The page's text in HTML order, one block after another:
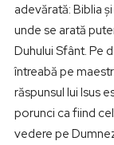
adevărată: Biblia
unde se arată
Duhului Sfânt. Pe
întreabă pe
răspunsul lui Isus
porunci ca fiind
vedere pe